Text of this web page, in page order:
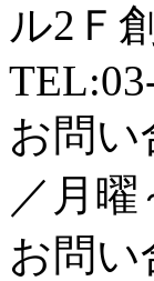
ル2Ｆ
お問い
／月
お問